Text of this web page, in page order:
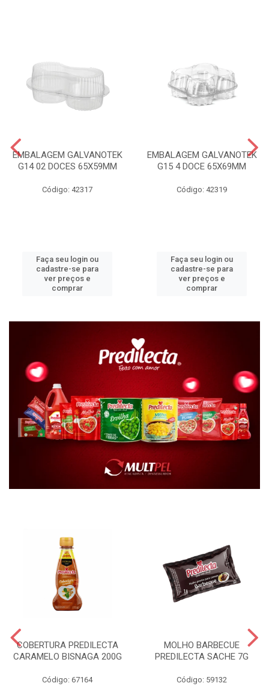
EMBALAGEM GALVANOTEK
G14 02 DOCES 65X59MM
Código: 42317
Faça seu login ou
cadastre-se para
ver preços e
comprar
EMBALAGEM GALVANOTEK
G15 4 DOCE 65X69MM
Código: 42319
Faça seu login ou
cadastre-se para
ver preços e
comprar
COBERTURA PREDILECTA
CARAMELO BISNAGA 200G
Código: 67164
MOLHO BARBECUE
PREDILECTA SACHE 7G
Código: 59132